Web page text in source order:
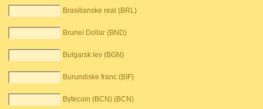
Brasilianske real (BRL)
Brunei Dollar (BND)
Bulgarsk lev (BGN)
Burundiske franc (BIF)
Bytecoin (BCN) (BCN)